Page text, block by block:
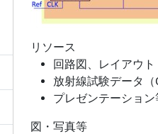
リソース
回路図、レイアウト
放射線試験データ（
プレゼンテーション
図・写真等